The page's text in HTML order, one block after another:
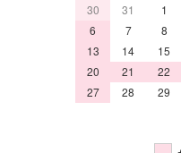
30 31 1
6
7 8
13
14 15
20
21 22
27
28 29